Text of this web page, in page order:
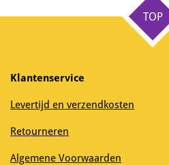
TOP
Klantenservice
Levertijd en verzendkosten
Retourneren
Algemene Voorwaarden